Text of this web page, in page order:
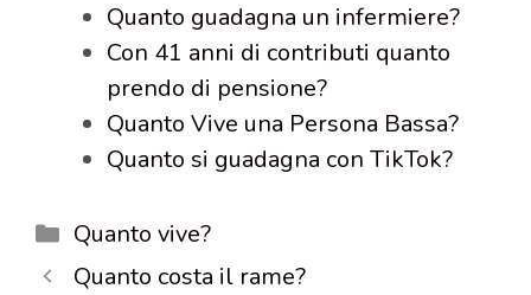
Quanto guadagna un infermiere?
Con 41 anni di contributi quanto
prendo di pensione?
Quanto Vive una Persona Bassa?
Quanto si guadagna con TikTok?
Categorie
Quanto vive?
Quanto costa il rame?